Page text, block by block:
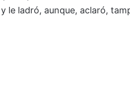
le ladró, aunque, aclaró,